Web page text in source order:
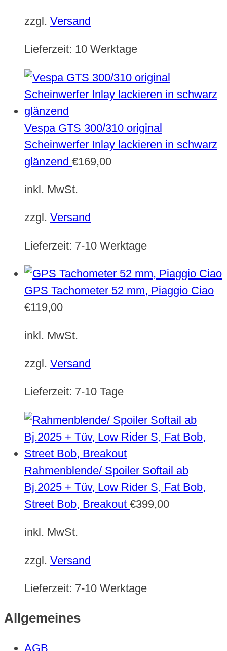
zzgl. Versand
Lieferzeit: 10 Werktage
Vespa GTS 300/310 original
Scheinwerfer Inlay lackieren in schwarz
glänzend €169,00
inkl. MwSt.
zzgl. Versand
Lieferzeit: 7-10 Werktage
GPS Tachometer 52 mm, Piaggio Ciao
€119,00
inkl. MwSt.
zzgl. Versand
Lieferzeit: 7-10 Tage
Rahmenblende/ Spoiler Softail ab
Bj.2025 + Tüv, Low Rider S, Fat Bob,
Street Bob, Breakout €399,00
inkl. MwSt.
zzgl. Versand
Lieferzeit: 7-10 Werktage
Allgemeines
AGB